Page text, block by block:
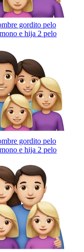
gordito pelo
e hija 2 pelo
gordito pelo
e hija 2 pelo